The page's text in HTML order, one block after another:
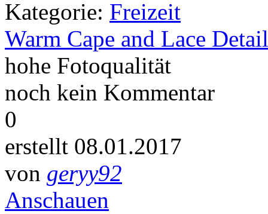
Kategorie: Freizeit
Warm Cape and Lace
hohe Fotoqualität
noch kein Kommentar
0
erstellt 08.01.2017
von geryy92
Anschauen